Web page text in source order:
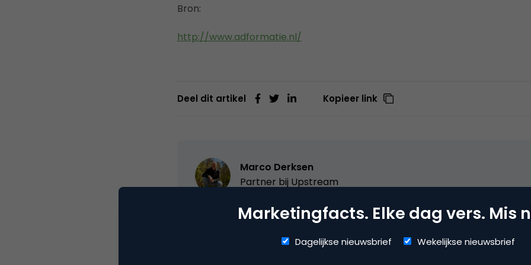
Bron:
http://www.adformatie.nl/
Deel dit artikel Kopieer link
Marco Derksen
Partner bij Upstream
Oprichter/partner Upstream, Marketingfacts, Arnhem Direct, SportNext,
VPRO, Bestuur Luxor Live, social business, onderwijs, fotografie en vader!
Marketingfacts. Elke dag vers. Mis
Dagelijkse nieuwsbrief Wekelijkse nieuwsbrief